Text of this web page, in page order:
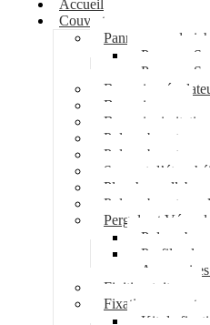
Accueil
Couverture
Panneau
Panneau
Panneau
Bac acier
Bac acier sec
Bac acier imitation
Polycarbonate
Polycarbonate
Support
Plancher
Polycarbonate
Pergola et Véranda
Profil
Finition toiture
Fixation couverture
Kit de